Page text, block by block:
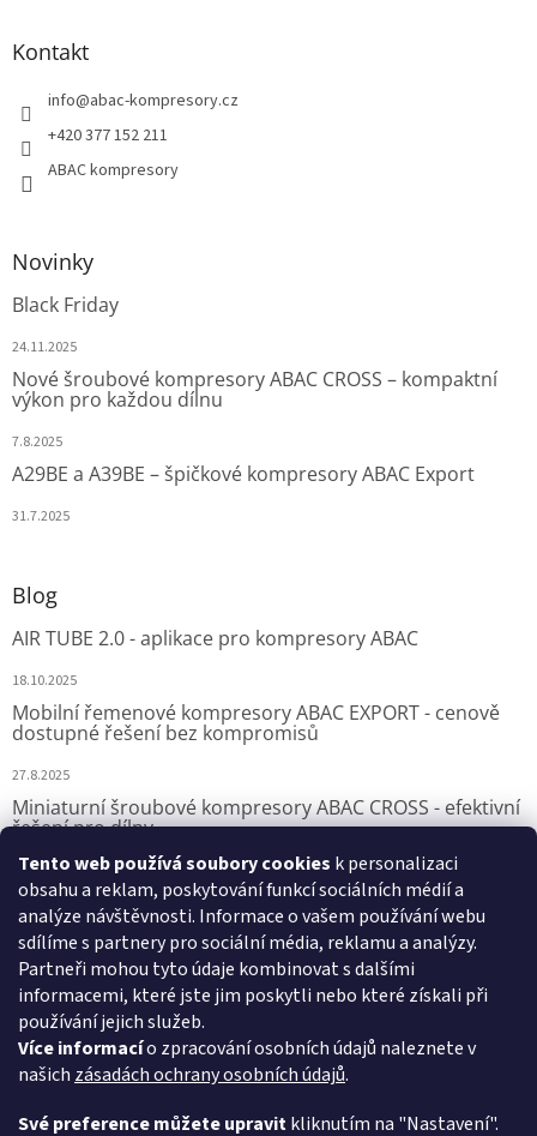
Tento web používá soubory cookies k personalizaci
obsahu a reklam, poskytování funkcí sociálních médií a
analýze návštěvnosti. Informace o vašem používání webu
sdílíme s partnery pro sociální média, reklamu a analýzy.
Partneři mohou tyto údaje kombinovat s dalšími
informacemi, které jste jim poskytli nebo které získali při
používání jejich služeb.
Více informacío zpracování osobních údajů naleznete v
našich zásadách ochrany osobních údajů.
Své preference můžete upravitkliknutím na "Nastavení".
Kontakt
info@abac-kompresory.cz
+420 377 152 211
ABAC kompresory
Novinky
Black Friday
24.11.2025
Nové šroubové kompresory ABAC CROSS – kompaktní
výkon pro každou dílnu
7.8.2025
A29BE a A39BE – špičkové kompresory ABAC Export
31.7.2025
Blog
AIR TUBE 2.0 - aplikace pro kompresory ABAC
18.10.2025
Mobilní řemenové kompresory ABAC EXPORT - cenově
dostupné řešení bez kompromisů
27.8.2025
Miniaturní šroubové kompresory ABAC CROSS - efektivní
řešení pro dílny
7.8.2025
Přijímáme online platby